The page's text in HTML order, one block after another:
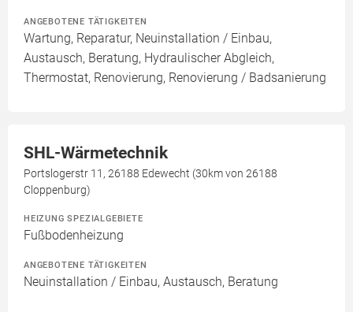
ANGEBOTENE TÄTIGKEITEN
Wartung, Reparatur, Neuinstallation / Einbau,
Austausch, Beratung, Hydraulischer Abgleich,
Thermostat, Renovierung, Renovierung / Badsanierung
SHL-Wärmetechnik
Portslogerstr 11, 26188 Edewecht (30km von 26188
Cloppenburg)
HEIZUNG SPEZIALGEBIETE
Fußbodenheizung
ANGEBOTENE TÄTIGKEITEN
Neuinstallation / Einbau, Austausch, Beratung